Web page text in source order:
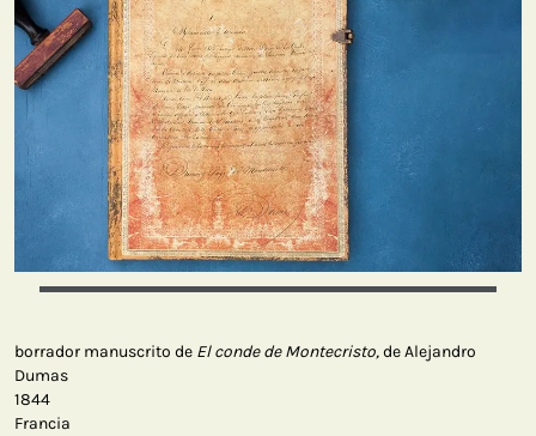
borrador manuscrito de El conde de Montecristo,de Alejandro
Dumas
1844
Francia